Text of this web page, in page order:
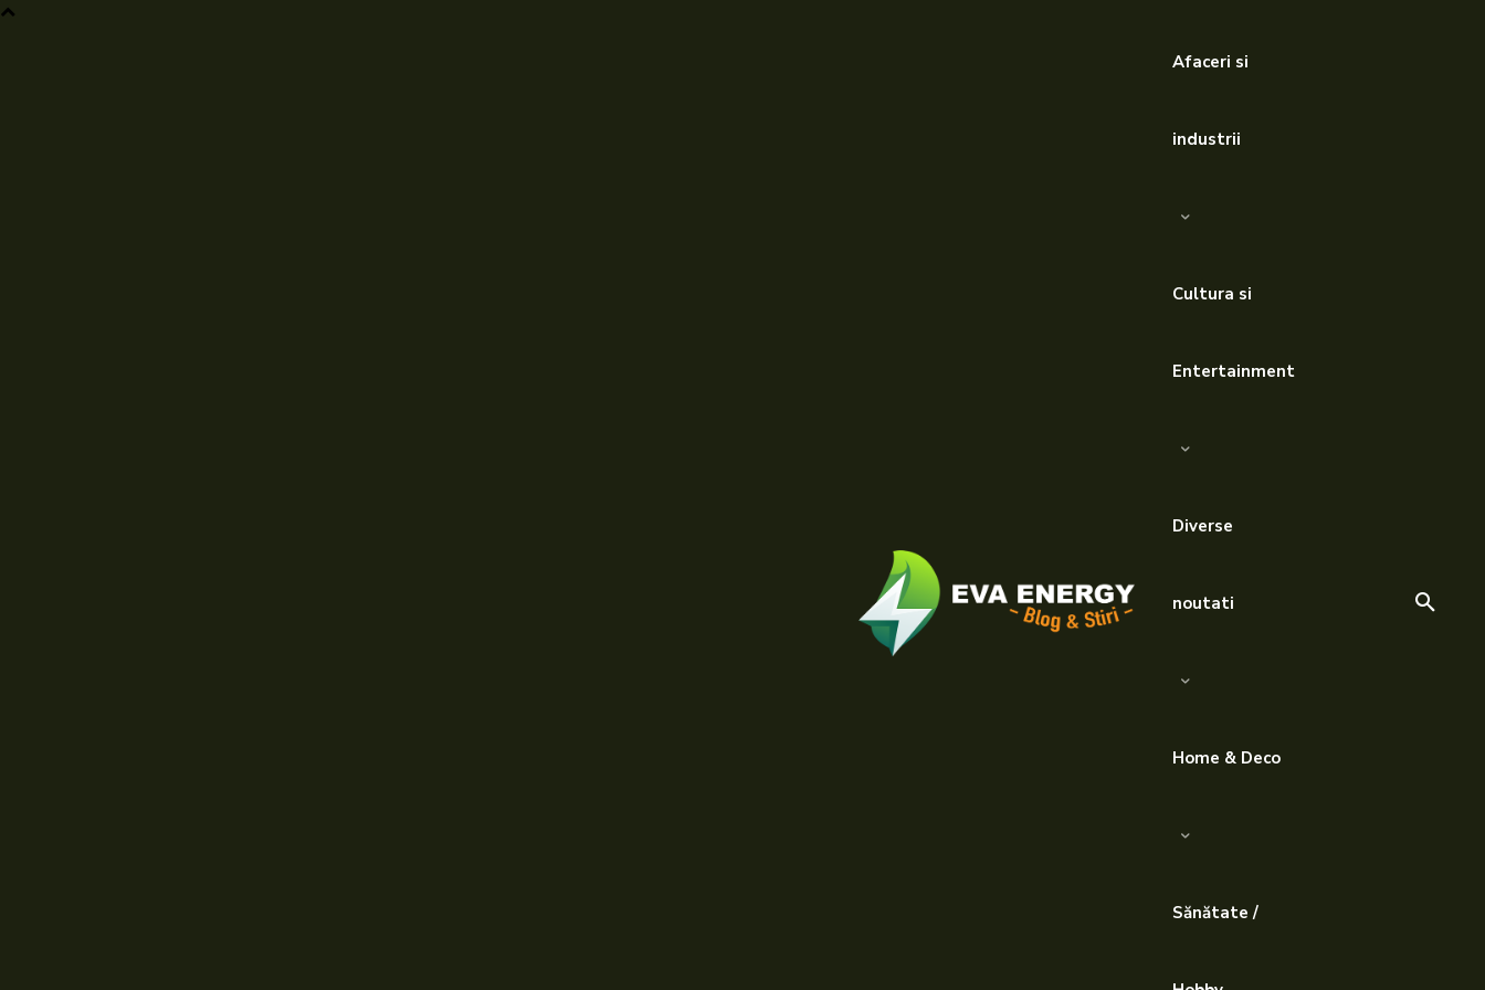
Afaceri si
industrii
Cultura si
Entertainment
Diverse
noutati
Home & Deco
Sănătate /